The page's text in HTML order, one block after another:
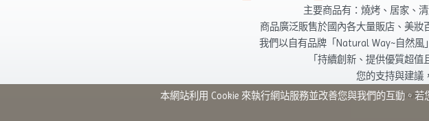
主要商品有：燒烤、居家、
商品廣泛販售於國內各大量販店、美妝
我們以自有品牌「Natural Way~自然風
「持續創新、提供優質超
您的支持與建議
本網站利用 Cookie 來執行網站服務並改善您與我們的互動。